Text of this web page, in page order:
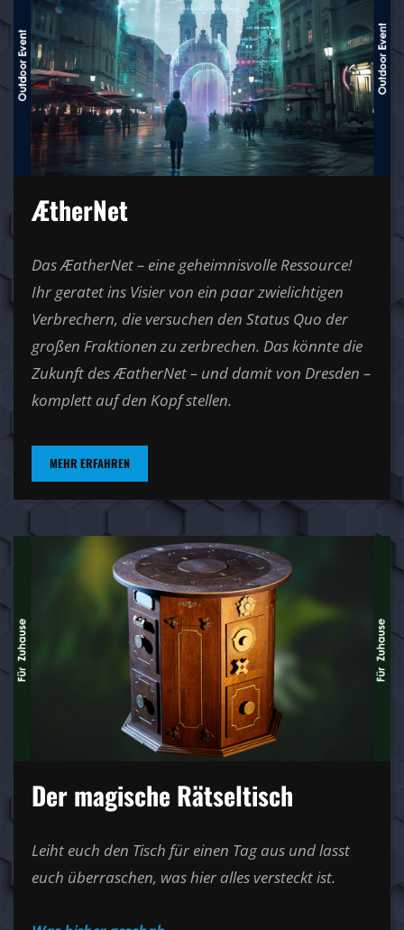
ÆtherNet
Das ÆatherNet – eine geheimnisvolle Ressource!
Ihr geratet ins Visier von ein paar zwielichtigen
Verbrechern, die versuchen den Status Quo der
großen Fraktionen zu zerbrechen. Das könnte die
Zukunft des ÆatherNet – und damit von Dresden –
komplett auf den Kopf stellen.
MEHR ERFAHREN
Der magische Rätseltisch
Leiht euch den Tisch für einen Tag aus und lasst
euch überraschen, was hier alles versteckt ist.